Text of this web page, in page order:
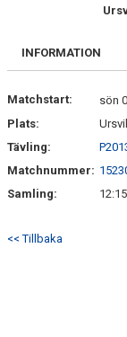
BILDGALLERI
KONTAKT
INFORMATION
Matchstart:
sön
Plats:
Tävling:
Matchnummer:
Samling:
12:15
<< Tillbaka